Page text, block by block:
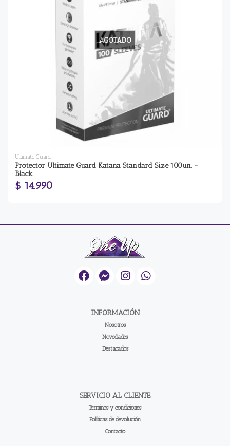
AGOTADO
Ultimate Guard
Protector Ultimate Guard Katana Standard Size 100un. -
Black
$ 14.990
INFORMACIÓN
Nosotros
Novedades
Destacados
SERVICIO AL CLIENTE
Terminos y condiciones
Políticas de devolución
Contacto